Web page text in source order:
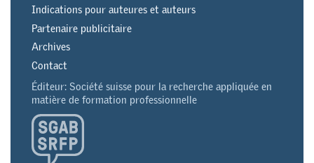
Indications pour auteures et auteurs
Partenaire publicitaire
Archives
Contact
Éditeur: Société suisse pour la recherche appliquée en
matière de formation professionnelle